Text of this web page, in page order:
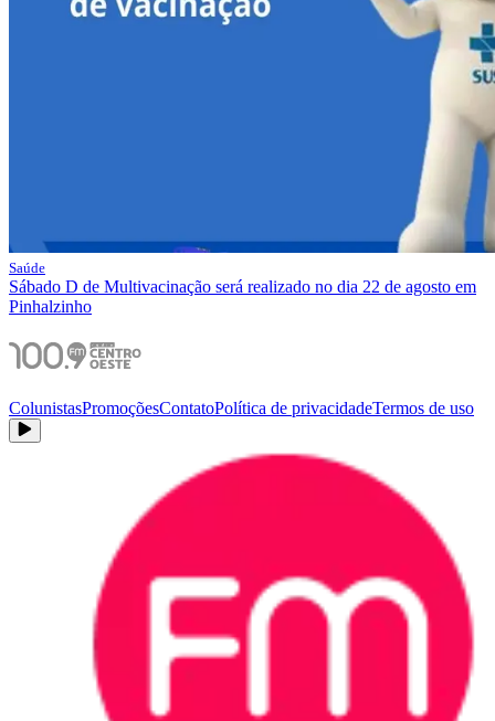
Saúde
Sábado D de Multivacinação será realizado no dia 22 de agosto em
Pinhalzinho
ColunistasPromoçõesContatoPolítica de privacidadeTermos de uso